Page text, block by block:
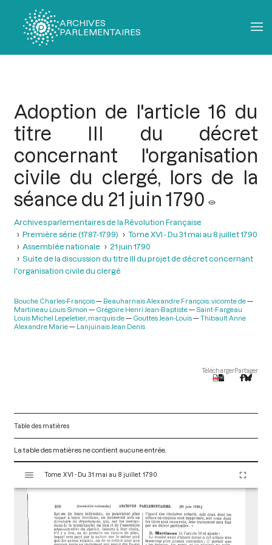
ARCHIVES
PARLEMENTAIRES
Adoption de l'article 16 du
titre III du décret
concernant l'organisation
civile du clergé, lors de la
séance du 21 juin 1790
Archives parlementaires de la Révolution Française
Première série (1787-1799)
Tome XVI - Du 31 mai au 8 juillet 1790
Assemblée nationale
21 juin 1790
Suite de la discussion du titre III du projet de décret concernant
l'organisation civile du clergé
Bouche Charles-François
Beauharnais Alexandre François, vicomte de
Martineau Louis Simon
Grégoire Henri Jean-Baptiste
Saint-Fargeau
Louis Michel Lepeletier, marquis de
Gouttes Jean-Louis
Thibault Anne
Alexandre Marie
Lanjuinais Jean Denis
TéléchargerPartager
Table des matières
La table des matières ne contient aucune entrée.
s
Tome XVI - Du 31 mai au 8 juillet 1790